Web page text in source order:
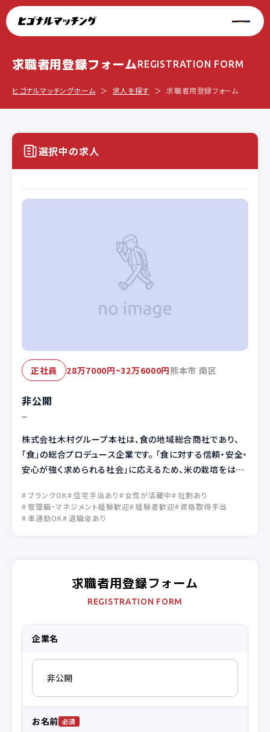
求職者用登録フォームREGISTRATION FORM
ヒゴナルマッチングホーム 求人を探す 求職者用登録フォーム
選択中の求人
正社員 28万7000円~32万6000円熊本市 南区
非公開
—
株式会社木村グループ本社は、食の地域総合商社であり、
「食」の総合プロデュース企業です。 「食に対する信頼・安全・
安心が強く求められる社会」に応えるため、米の栽培をはじ
に根ざした商品開発・販売、売場の企画・提案など、全てにこ
だわります。 「おいしい暮らし」を木村からお届けします。
ブランクOK 住宅手当あり 女性が活躍中
社割あり
管理職・マネジメント経験歓迎
経験者歓迎
資格取得手当
車通勤OK
退職金あり
求職者用登録フォーム
REGISTRATION FORM
企業名
お名前